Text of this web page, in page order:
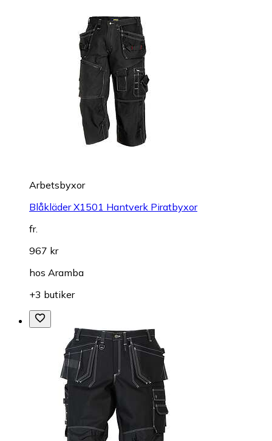
Arbetsbyxor
Blåkläder X1501 Hantverk Piratbyxor
fr.
967 kr
hos Aramba
+3 butiker